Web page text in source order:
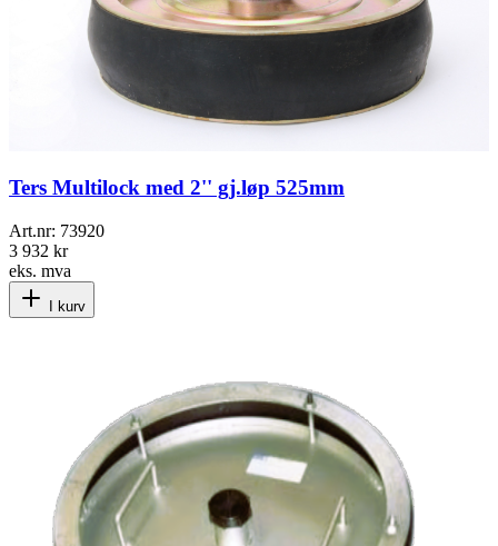
Ters Multilock med 2'' gj.løp 525mm
Art.nr: 73920
3 932 kr
eks. mva
I kurv